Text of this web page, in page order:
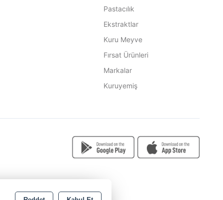
Pastacılık
Ekstraktlar
Kuru Meyve
Fırsat Ürünleri
Markalar
Kuruyemiş